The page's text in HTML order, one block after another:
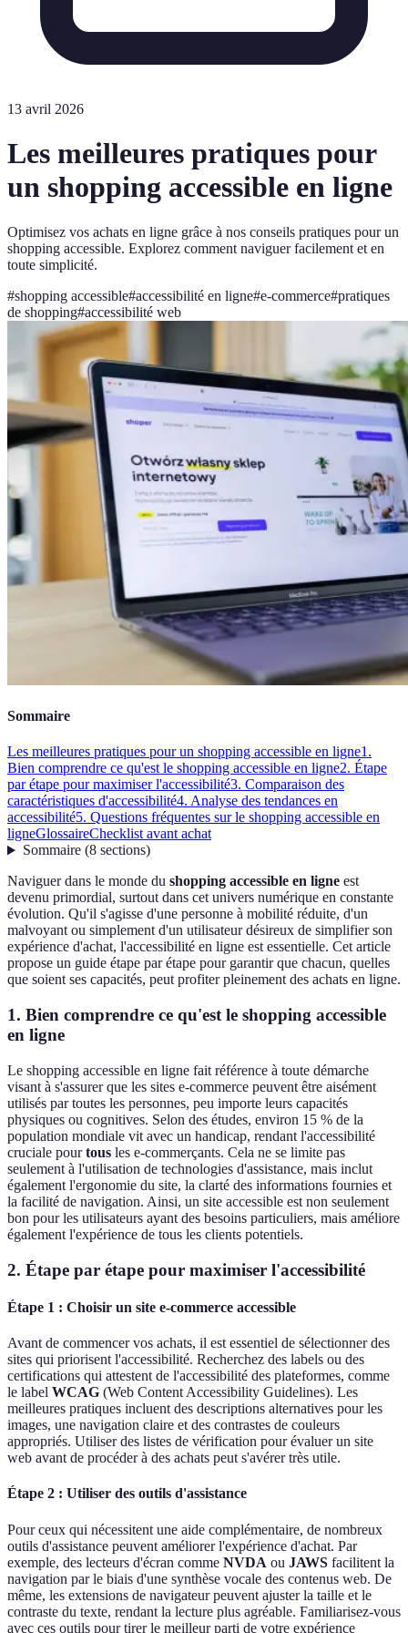
13 avril 2026
Les meilleures pratiques pour
un shopping accessible en ligne
Optimisez vos achats en ligne grâce à nos conseils pratiques pour un
shopping accessible. Explorez comment naviguer facilement et en
toute simplicité.
#shopping accessible#accessibilité en ligne#e-commerce#pratiques
de shopping#accessibilité web
Sommaire
Les meilleures pratiques pour un shopping accessible en ligne1.
Bien comprendre ce qu'est le shopping accessible en ligne2. Étape
par étape pour maximiser l'accessibilité3. Comparaison des
caractéristiques d'accessibilité4. Analyse des tendances en
accessibilité5. Questions fréquentes sur le shopping accessible en
ligneGlossaireChecklist avant achat
Sommaire(8 sections)
Naviguer dans le monde du shopping accessible en ligne est
devenu primordial, surtout dans cet univers numérique en constante
évolution. Qu'il s'agisse d'une personne à mobilité réduite, d'un
malvoyant ou simplement d'un utilisateur désireux de simplifier son
expérience d'achat, l'accessibilité en ligne est essentielle. Cet article
propose un guide étape par étape pour garantir que chacun, quelles
que soient ses capacités, peut profiter pleinement des achats en ligne.
1. Bien comprendre ce qu'est le shopping accessible
en ligne
Le shopping accessible en ligne fait référence à toute démarche
visant à s'assurer que les sites e-commerce peuvent être aisément
utilisés par toutes les personnes, peu importe leurs capacités
physiques ou cognitives. Selon des études, environ 15 % de la
population mondiale vit avec un handicap, rendant l'accessibilité
cruciale pourtous les e-commerçants. Cela ne se limite pas
seulement à l'utilisation de technologies d'assistance, mais inclut
également l'ergonomie du site, la clarté des informations fournies et
la facilité de navigation. Ainsi, un site accessible est non seulement
bon pour les utilisateurs ayant des besoins particuliers, mais améliore
également l'expérience de tous les clients potentiels.
2. Étape par étape pour maximiser l'accessibilité
Étape 1 : Choisir un site e-commerce accessible
Avant de commencer vos achats, il est essentiel de sélectionner des
sites qui priorisent l'accessibilité. Recherchez des labels ou des
certifications qui attestent de l'accessibilité des plateformes, comme
le label WCAG (Web Content Accessibility Guidelines). Les
meilleures pratiques incluent des descriptions alternatives pour les
images, une navigation claire et des contrastes de couleurs
appropriés. Utiliser des listes de vérification pour évaluer un site
web avant de procéder à des achats peut s'avérer très utile.
Étape 2 : Utiliser des outils d'assistance
Pour ceux qui nécessitent une aide complémentaire, de nombreux
outils d'assistance peuvent améliorer l'expérience d'achat. Par
exemple, des lecteurs d'écran comme NVDA ou JAWS facilitent la
navigation par le biais d'une synthèse vocale des contenus web. De
même, les extensions de navigateur peuvent ajuster la taille et le
contraste du texte, rendant la lecture plus agréable. Familiarisez-vous
avec ces outils pour tirer le meilleur parti de votre expérience